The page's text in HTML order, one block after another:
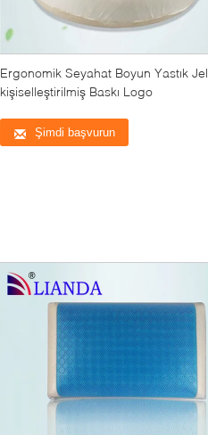
Ergonomik Seyahat Boyun Yastık Jel
kişiselleştirilmiş Baskı Logo
Şimdi başvurun